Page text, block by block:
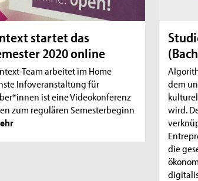
startet das
2020 online
Team arbeitet im Home
Infoveranstaltung für
ist eine Videokonferenz
zum regulären Semesterbeginn
dem
wird.
die